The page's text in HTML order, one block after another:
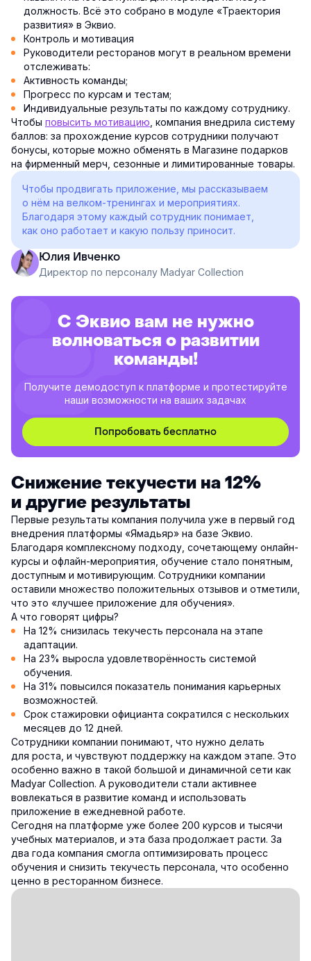
должность. Всё это собрано в модуле «Траектория
развития» в Эквио.
Контроль и мотивация
Руководители ресторанов могут в реальном времени
отслеживать:
Активность команды;
Прогресс по курсам и тестам;
Индивидуальные результаты по каждому сотруднику.
Чтобы повысить мотивацию , компания внедрила систему
баллов: за прохождение курсов сотрудники получают
бонусы, которые можно обменять в Магазине подарков
на фирменный мерч, сезонные и лимитированные товары.
Чтобы продвигать приложение, мы рассказываем
о нём на велком-тренингах и мероприятиях.
Благодаря этому каждый сотрудник понимает,
как оно работает и какую пользу приносит.
Юлия Ивченко
Директор по персоналу Madyar Collection
С Эквио вам не нужно
волноваться о развитии
команды!
Получите демодоступ к платформе и протестируйте
наши возможности на ваших задачах
Попробовать бесплатно
Снижение текучести на 12%
и другие результаты
Первые результаты компания получила уже в первый год
внедрения платформы «Ямадьяр» на базе Эквио.
Благодаря комплексному подходу, сочетающему онлайн-
курсы и офлайн-мероприятия, обучение стало понятным,
доступным и мотивирующим. Сотрудники компании
оставили множество положительных отзывов и отметили,
что это «лучшее приложение для обучения».
А что говорят цифры?
На 12% снизилась текучесть персонала на этапе
адаптации.
На 23% выросла удовлетворённость системой
обучения.
На 31% повысился показатель понимания карьерных
возможностей.
Срок стажировки официанта сократился с нескольких
месяцев до 12 дней.
Сотрудники компании понимают, что нужно делать
для роста, и чувствуют поддержку на каждом этапе. Это
особенно важно в такой большой и динамичной сети как
Madyar Collection. А руководители стали активнее
вовлекаться в развитие команд и использовать
приложение в ежедневной работе.
Сегодня на платформе уже более 200 курсов и тысячи
учебных материалов, и эта база продолжает расти. За
два года компания смогла оптимизировать процесс
обучения и снизить текучесть персонала, что особенно
ценно в ресторанном бизнесе.